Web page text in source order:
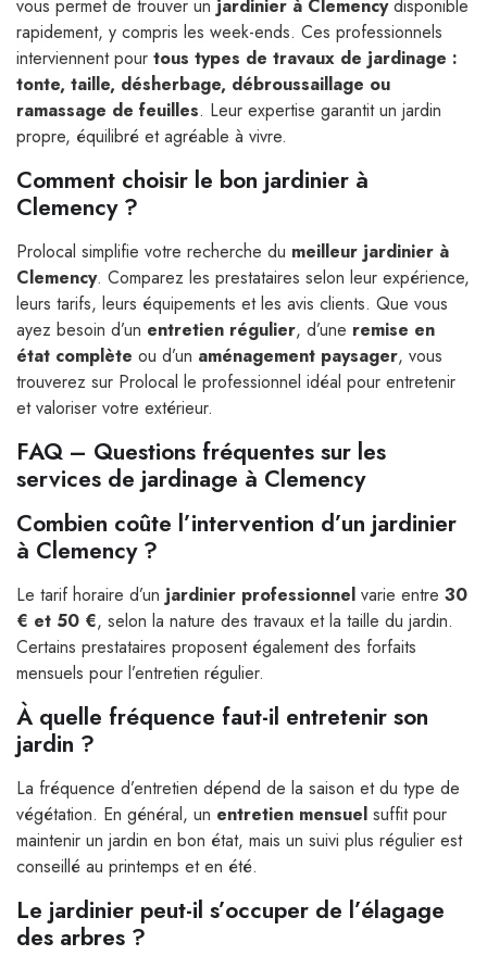
vous permet de trouver un jardinier à Clemencydisponible
rapidement, y compris les week-ends. Ces professionnels
interviennent pour tous types de travaux de jardinage :
tonte, taille, désherbage, débroussaillage ou
ramassage de feuilles. Leur expertise garantit un jardin
propre, équilibré et agréable à vivre.
Comment choisir le bon jardinier à
Clemency ?
Prolocal simplifie votre recherche du meilleur jardinier à
Clemency. Comparez les prestataires selon leur expérience,
leurs tarifs, leurs équipements et les avis clients. Que vous
ayez besoin d’un entretien régulier, d’une remise en
état complète ou d’un aménagement paysager, vous
trouverez sur Prolocal le professionnel idéal pour entretenir
et valoriser votre extérieur.
FAQ – Questions fréquentes sur les
services de jardinage à Clemency
Combien coûte l’intervention d’un jardinier
à Clemency ?
Le tarif horaire d’un jardinier professionnel varie entre 30
€ et 50 €, selon la nature des travaux et la taille du jardin.
Certains prestataires proposent également des forfaits
mensuels pour l’entretien régulier.
À quelle fréquence faut-il entretenir son
jardin ?
La fréquence d’entretien dépend de la saison et du type de
végétation. En général, un entretien mensuel suffit pour
maintenir un jardin en bon état, mais un suivi plus régulier est
conseillé au printemps et en été.
Le jardinier peut-il s’occuper de l’élagage
des arbres ?